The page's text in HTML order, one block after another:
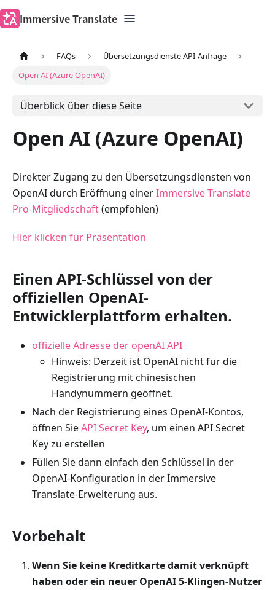
Immersive Translate
FAQs
Übersetzungsdienste API-Anfrage
Open AI (Azure OpenAI)
Überblick über diese Seite
Open AI (Azure OpenAI)
Direkter Zugang zu den Übersetzungsdiensten von
OpenAI durch Eröffnung einerImmersive Translate
Pro-Mitgliedschaft(empfohlen)
Hier klicken für Präsentation
Einen API-Schlüssel von der
offiziellen OpenAI-
Entwicklerplattform erhalten.
offizielle Adresse der openAI API
Hinweis: Derzeit ist OpenAI nicht für die
Registrierung mit chinesischen
Handynummern geöffnet.
Nach der Registrierung eines OpenAI-Kontos,
öffnen SieAPI Secret Key, um einen API Secret
Key zu erstellen
Füllen Sie dann einfach den Schlüssel in der
OpenAI-Konfiguration in der Immersive
Translate-Erweiterung aus.
Vorbehalt
Wenn Sie keine Kreditkarte damit verknüpft
haben oder ein neuer OpenAI 5-Klingen-Nutzer